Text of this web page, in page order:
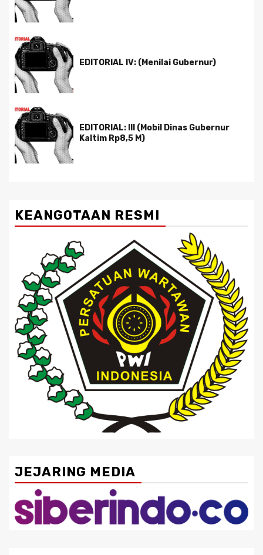
EDITORIAL IV: (Menilai Gubernur)
EDITORIAL: III (Mobil Dinas Gubernur
Kaltim Rp8,5 M)
KEANGOTAAN RESMI
JEJARING MEDIA